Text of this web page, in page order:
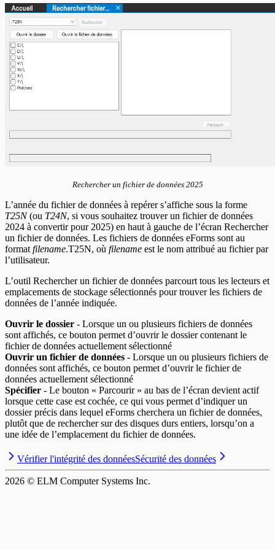
En-têtes T5013
En-têtes CELI
Rechercher un fichier de données 2025
L’année du fichier de données à repérer s’affiche sous la forme
T25N(ou T24N, si vous souhaitez trouver un fichier de données
2024 à convertir pour 2025) en haut à gauche de l’écran Rechercher
un fichier de données. Les fichiers de données eForms sont au
format filename.T25N, où filename est le nom attribué au fichier par
l’utilisateur.
L’outil Rechercher un fichier de données parcourt tous les lecteurs et
emplacements de stockage sélectionnés pour trouver les fichiers de
données de l’année indiquée.
Ouvrir le dossier - Lorsque un ou plusieurs fichiers de données
sont affichés, ce bouton permet d’ouvrir le dossier contenant le
fichier de données actuellement sélectionné
Ouvrir un fichier de données - Lorsque un ou plusieurs fichiers de
données sont affichés, ce bouton permet d’ouvrir le fichier de
données actuellement sélectionné
Spécifier - Le bouton « Parcourir » au bas de l’écran devient actif
lorsque cette case est cochée, ce qui vous permet d’indiquer un
dossier précis dans lequel eForms cherchera un fichier de données,
plutôt que de rechercher sur des disques durs entiers, lorsqu’on a
une idée de l’emplacement du fichier de données.
Vérifier l'intégrité des donnéesSécurité des données
2026 © ELM Computer Systems Inc.